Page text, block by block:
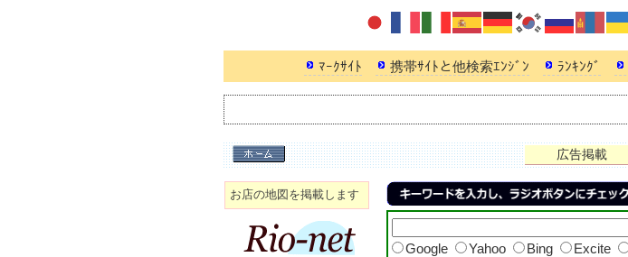
ﾏｰｸｻｲﾄ 携帯ｻｲﾄと他検索ｴﾝｼﾞﾝ ﾗﾝｷﾝｸﾞ
広告掲載
お店の地図を掲載します
Google
Yahoo Bing Excite